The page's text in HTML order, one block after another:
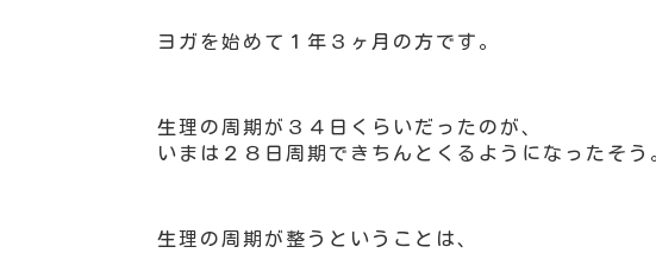
ヨガを始めて１年３ヶ月の方です。
生理の周期が３４日くらいだったのが、
いまは２８日周期できちんとくるようになったそう
生理の周期が整うということは、